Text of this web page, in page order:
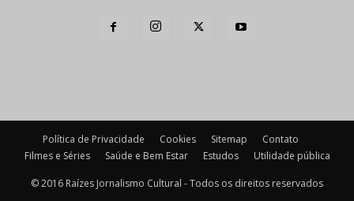
Política de Privacidade Cookies Sitemap
Contato
Filmes e Séries
Saúde e Bem Estar Estudos Utilidade pública
© 2016 Raízes Jornalismo Cultural - Todos os direitos reservados